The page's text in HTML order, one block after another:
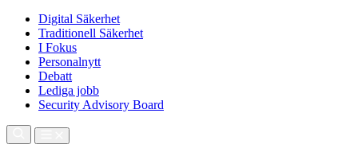
Digital Säkerhet
Traditionell Säkerhet
I Fokus
Personalnytt
Debatt
Lediga jobb
Security Advisory Board